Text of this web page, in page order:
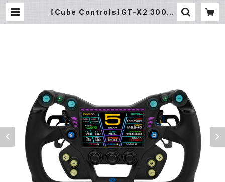
【Cube Controls】GT-X2 300m